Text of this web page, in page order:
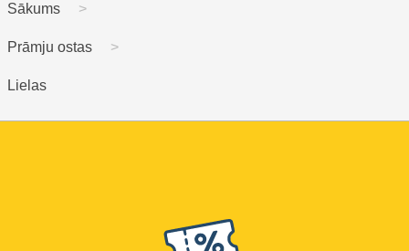
Sākums
Prāmju ostas
Lielas